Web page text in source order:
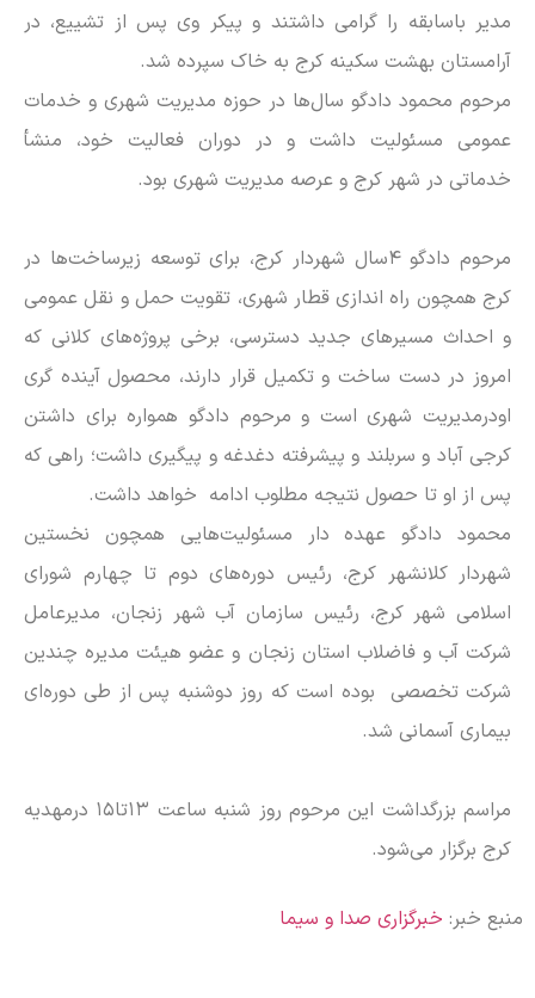
مدیر باسابقه را گرامی داشتند و پیکر وی پس از تشییع، در
آرامستان بهشت سکینه کرج به خاک سپرده شد.
مرحوم محمود دادگو سال‌ها در حوزه مدیریت شهری و خدمات
عمومی مسئولیت داشت و در دوران فعالیت خود، منشأ
خدماتی در شهر کرج و عرصه مدیریت شهری بود.
مرحوم دادگو ۴سال شهردار کرج، برای توسعه زیرساخت‌ها در
کرج همچون راه اندازی قطار شهری، تقویت حمل و نقل عمومی
و احداث مسیر‌های جدید دسترسی، برخی پروژه‌های کلانی که
امروز در دست ساخت و تکمیل قرار دارند، محصول آینده گری
اودرمدیریت شهری است و مرحوم دادگو همواره برای داشتن
کرجی آباد و سربلند و پیشرفته دغدغه و پیگیری داشت؛ راهی که
پس از او تا حصول نتیجه مطلوب ادامه خواهد داشت.
محمود دادگو عهده دار مسئولیت‌هایی همچون نخستین
شهردار کلانشهر کرج، رئیس دوره‌های دوم تا چهارم شورای
اسلامی شهر کرج، رئیس سازمان آب شهر زنجان، مدیرعامل
شرکت آب و فاضلاب استان زنجان و عضو هیئت مدیره چندین
شرکت تخصصی بوده است که روز دوشنبه پس از طی دوره‌ای
بیماری آسمانی شد.
مراسم بزرگداشت این مرحوم روز شنبه ساعت ۱۳تا۱۵ درمهدیه
کرج برگزار می‌شود.
منبع خبر: خبرگزاری صدا و سیما